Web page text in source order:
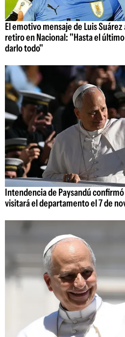
El emotivo mensaje de Luis
retiro en Nacional: "Hasta el
darlo todo"
Intendencia de Paysandú confirmó
visitará el departamento el 7 de